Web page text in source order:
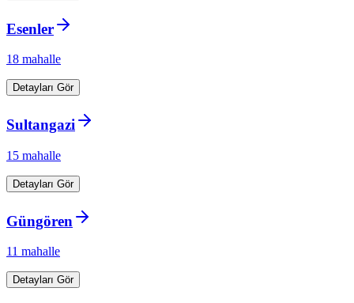
Esenler
18 mahalle
Detayları Gör
Sultangazi
15 mahalle
Detayları Gör
Güngören
11 mahalle
Detayları Gör